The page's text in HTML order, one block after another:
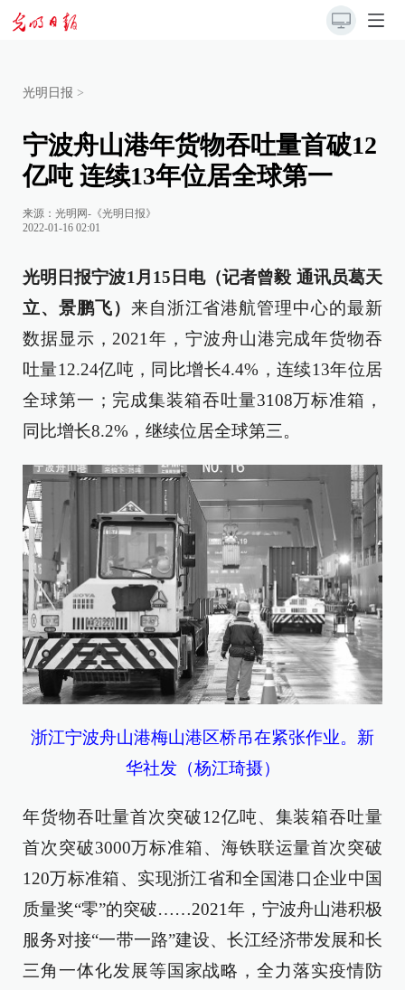
光明日报 >
宁波舟山港年货物吞吐量首破12
亿吨 连续13年位居全球第一
来源： 光明网-《光明日报》
2022-01-16 02:01
光明日报宁波1月15日电（记者曾毅 通讯员葛天
立、景鹏飞） 来自浙江省港航管理中心的最新
数据显示，2021年，宁波舟山港完成年货物吞
吐量12.24亿吨，同比增长4.4%，连续13年位居
全球第一；完成集装箱吞吐量3108万标准箱，
同比增长8.2%，继续位居全球第三。
浙江宁波舟山港梅山港区桥吊在紧张作业。新
华社发（杨江琦摄）
年货物吞吐量首次突破12亿吨、集装箱吞吐量
首次突破3000万标准箱、海铁联运量首次突破
120万标准箱、实现浙江省和全国港口企业中国
质量奖“零”的突破……2021年，宁波舟山港积极
服务对接“一带一路”建设、长江经济带发展和长
三角一体化发展等国家战略，全力落实疫情防